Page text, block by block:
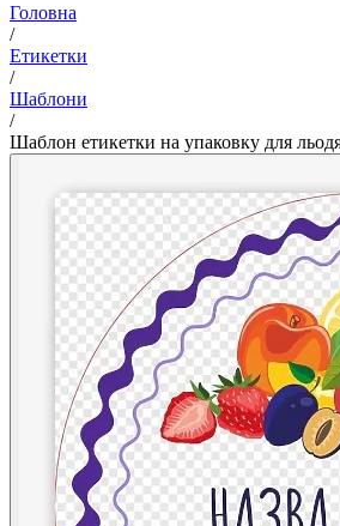
Головна
/
Етикетки
/
Шаблони
/
Шаблон етикетки на упаковку для